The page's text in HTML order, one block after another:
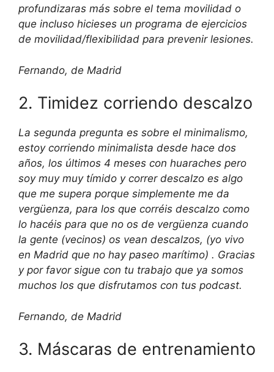
profundizaras más sobre el tema movilidad o
que incluso hicieses un programa de ejercicios
de movilidad/flexibilidad para prevenir lesiones.
Fernando, de Madrid
2. Timidez corriendo descalzo
La segunda pregunta es sobre el minimalismo,
estoy corriendo minimalista desde hace dos
años, los últimos 4 meses con huaraches pero
soy muy muy tímido y correr descalzo es algo
que me supera porque simplemente me da
vergüenza, para los que corréis descalzo como
lo hacéis para que no os de vergüenza cuando
la gente (vecinos) os vean descalzos, (yo vivo
en Madrid que no hay paseo marítimo) . Gracias
y por favor sigue con tu trabajo que ya somos
muchos los que disfrutamos con tus podcast.
Fernando, de Madrid
3. Máscaras de entrenamiento